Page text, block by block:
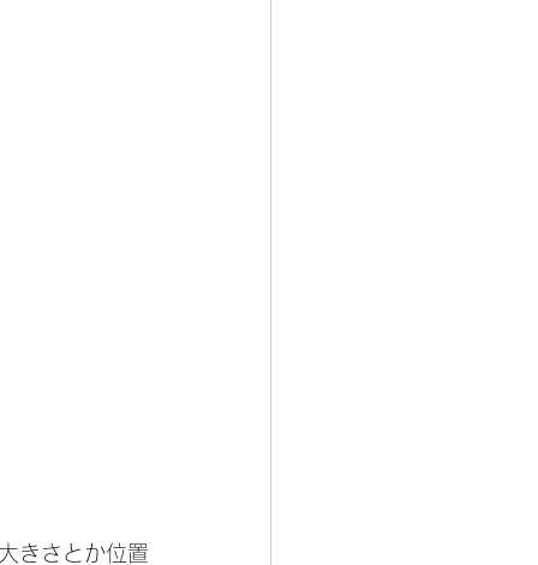
きさとか位置